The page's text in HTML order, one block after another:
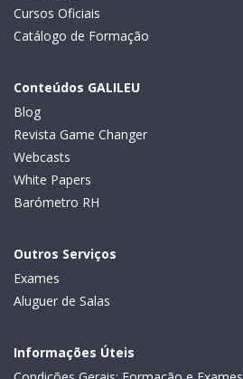
Cursos Oficiais
Catálogo de Formação
Conteúdos GALILEU
Blog
Revista Game Changer
Webcasts
White Papers
Barómetro RH
Outros Serviços
Exames
Aluguer de Salas
Informações Úteis